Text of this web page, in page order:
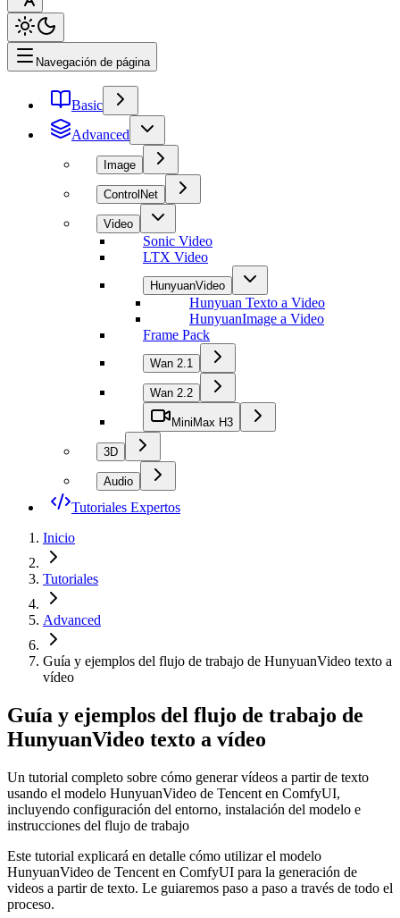
Navegación de página
Basic
Advanced
Image
ControlNet
Video
Sonic Video
LTX Video
HunyuanVideo
Hunyuan Texto a Video
HunyuanImage a Video
Frame Pack
Wan 2.1
Wan 2.2
MiniMax H3
3D
Audio
Tutoriales Expertos
Inicio
Tutoriales
Advanced
Guía y ejemplos del flujo de trabajo de HunyuanVideo texto a
vídeo
Guía y ejemplos del flujo de trabajo de
HunyuanVideo texto a vídeo
Un tutorial completo sobre cómo generar vídeos a partir de texto
usando el modelo HunyuanVideo de Tencent en ComfyUI,
incluyendo configuración del entorno, instalación del modelo e
instrucciones del flujo de trabajo
Este tutorial explicará en detalle cómo utilizar el modelo
HunyuanVideo de Tencent en ComfyUI para la generación de
videos a partir de texto. Le guiaremos paso a paso a través de todo el
proceso.